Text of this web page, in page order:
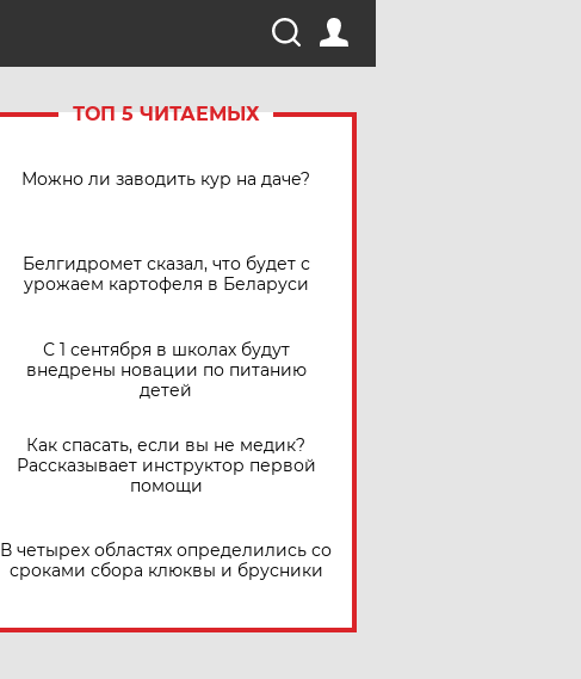
ТОП 5 ЧИТАЕМЫХ
Можно ли заводить кур на даче?
Белгидромет сказал, что будет с
урожаем картофеля в Беларуси
С 1 сентября в школах будут
внедрены новации по питанию
детей
Как спасать, если вы не медик?
Рассказывает инструктор первой
помощи
В четырех областях определились со
сроками сбора клюквы и брусники